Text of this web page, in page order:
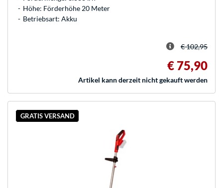
Höhe: Förderhöhe 20 Meter
Betriebsart: Akku
€ 102,95
€ 75,90
Artikel kann derzeit nicht gekauft werden
GRATIS VERSAND